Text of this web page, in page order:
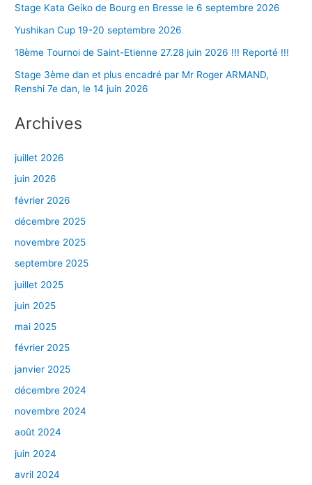
Stage Kata Geiko de Bourg en Bresse le 6 septembre 2026
Yushikan Cup 19-20 septembre 2026
18ème Tournoi de Saint-Etienne 27.28 juin 2026 !!! Reporté !!!
Stage 3ème dan et plus encadré par Mr Roger ARMAND,
Renshi 7e dan, le 14 juin 2026
Archives
juillet 2026
juin 2026
février 2026
décembre 2025
novembre 2025
septembre 2025
juillet 2025
juin 2025
mai 2025
février 2025
janvier 2025
décembre 2024
novembre 2024
août 2024
juin 2024
avril 2024